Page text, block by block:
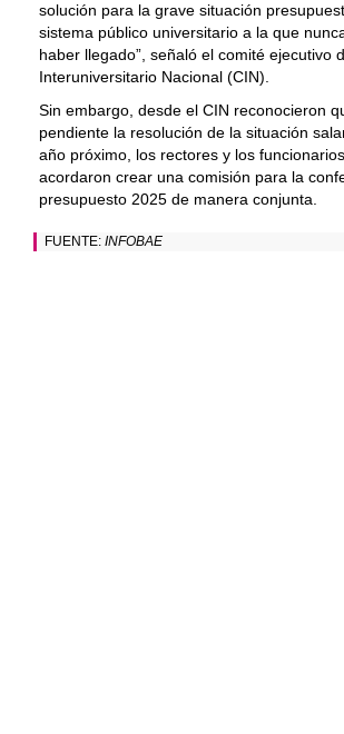
solución para la grave situación
sistema público universitario a la que
haber llegado”, señaló el comité ejecutivo
Interuniversitario Nacional (CIN).
Sin embargo, desde el CIN reconocieron
pendiente la resolución de la situación
año próximo, los rectores y los
acordaron crear una comisión para la
presupuesto 2025 de manera conjunta.
FUENTE: INFOBAE